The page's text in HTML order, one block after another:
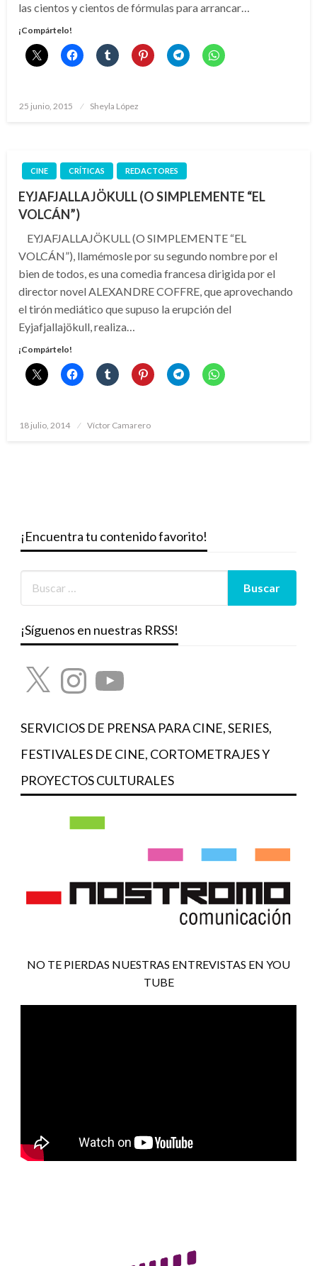
las cientos y cientos de fórmulas para arrancar…
¡Compártelo!
Publicado
25 junio, 2015 Sheyla López
CINE CRÍTICAS REDACTORES
EYJAFJALLAJÖKULL (O SIMPLEMENTE “EL
VOLCÁN”)
EYJAFJALLAJÖKULL (O SIMPLEMENTE “EL
VOLCÁN”), llamémosle por su segundo nombre por el
bien de todos, es una comedia francesa dirigida por el
director novel ALEXANDRE COFFRE, que aprovechando
el tirón mediático que supuso la erupción del
Eyjafjallajökull, realiza…
¡Compártelo!
Publicado
18 julio, 2014 Víctor Camarero
¡Encuentra tu contenido favorito!
¡Síguenos en nuestras RRSS!
X InstagramYouTube
SERVICIOS DE PRENSA PARA CINE, SERIES,
FESTIVALES DE CINE, CORTOMETRAJES Y
PROYECTOS CULTURALES
NO TE PIERDAS NUESTRAS ENTREVISTAS EN YOU
TUBE